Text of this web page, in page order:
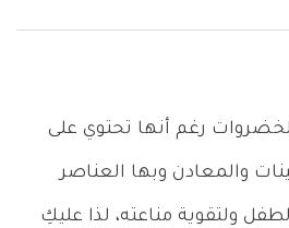
رغم أنها تحتوي على
والمعادن وبها العناصر
ولتقوية مناعته، لذا عليكِ